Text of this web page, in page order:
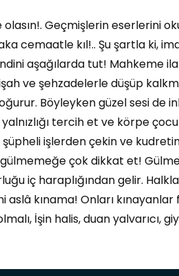
Geçmişlerin eserlerini
cemaatle kıl!.. Şu şartla ki,
aşağılarda tut! Mahkeme
ve şehzadelerle düşüp
Böyleyken güzel sesi de
tercih et ve körpe
işlerden çekin ve
çok dikkat et!
iç haraplığından gelir.
kınama! Onları
İşin halis, duan yalvarıcı,